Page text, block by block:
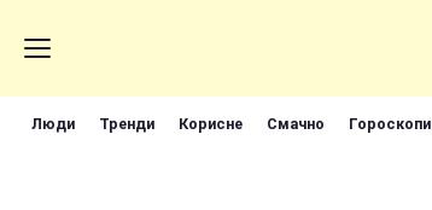
Люди Тренди Корисне Смачно Гороскопи